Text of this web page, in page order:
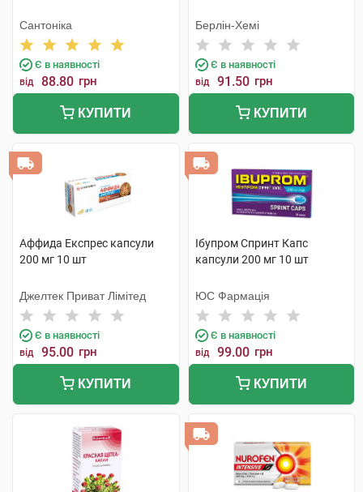
Сантоніка
Є в наявності
від 88.80 грн
КУПИТИ
Берлін-Хемі
Є в наявності
від 91.50 грн
КУПИТИ
Аффида Експрес капсули
200 мг 10 шт
Джелтек Приват Лімітед
Є в наявності
від 95.00 грн
КУПИТИ
Ібупром Спринт Капс
капсули 200 мг 10 шт
ЮС Фармація
Є в наявності
від 99.00 грн
КУПИТИ